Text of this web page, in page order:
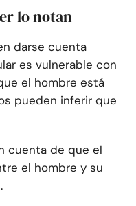
lo notan
darse cuenta
es vulnerable con
el hombre está
pueden inferir que
cuenta de que el
el hombre y su